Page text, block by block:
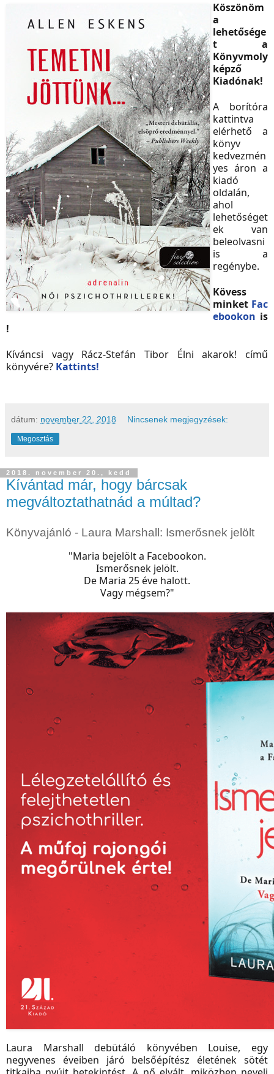
Köszönöm
a
lehetősége
t a
Könyvmoly
képző
Kiadónak!
A borítóra
kattintva
elérhető a
könyv
kedvezmén
yes áron a
kiadó
oldalán,
ahol
lehetőséget
ek van
beleolvasni
is a
regénybe.
Kövess
minket Fac
ebookon is
!
Kíváncsi vagy Rácz-Stefán Tibor Élni akarok! című
könyvére? Kattints!
dátum: november 22, 2018 Nincsenek megjegyzések:
Megosztás
2018. november 20., kedd
Kívántad már, hogy bárcsak
megváltoztathatnád a múltad?
Könyvajánló - Laura Marshall: Ismerősnek jelölt
"Maria bejelölt a Facebookon.
Ismerősnek jelölt.
De Maria 25 éve halott.
Vagy mégsem?"
Laura Marshall debütáló könyvében Louise, egy
negyvenes éveiben járó belsőépítész életének sötét